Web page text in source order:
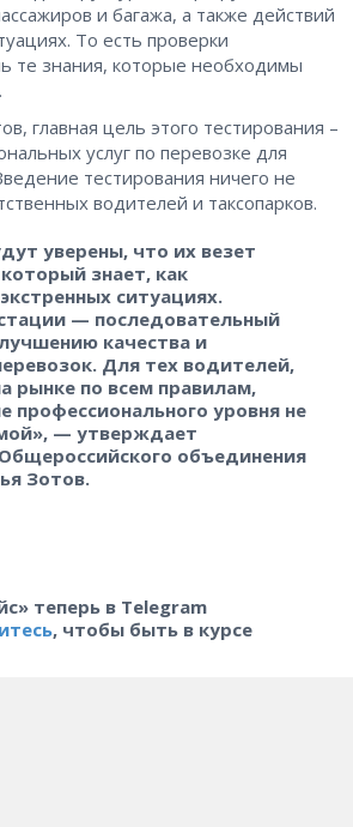
и багажа, а также действий
То есть проверки
те знания, которые необходимы
главная цель этого тестирования –
услуг по перевозке для
тестирования ничего не
водителей и таксопарков.
уверены, что их везет
знает, как
ситуациях.
— последовательный
качества и
Для тех водителей,
рынке по всем правилам,
профессионального уровня не
— утверждает
объединения
Зотов.
теперь в Telegram
, чтобы быть в курсе